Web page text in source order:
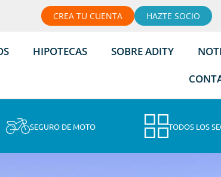
CREA TU CUENTA HAZTE SOCIO
HIPOTECAS SOBRE ADITY
SEGURO DE MOTO TODOS LOS